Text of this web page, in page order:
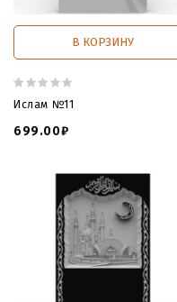
В КОРЗИНУ
Ислам №11
699.00₽